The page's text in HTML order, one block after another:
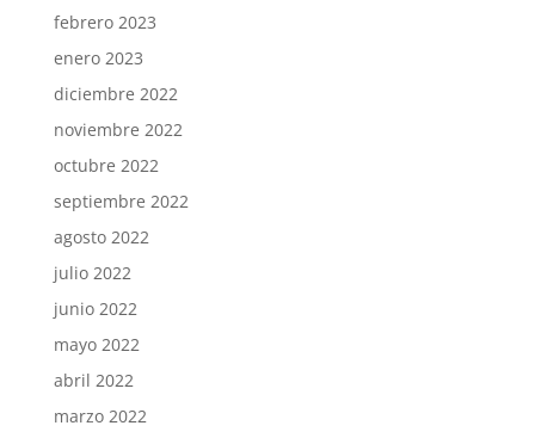
febrero 2023
enero 2023
diciembre 2022
noviembre 2022
octubre 2022
septiembre 2022
agosto 2022
julio 2022
junio 2022
mayo 2022
abril 2022
marzo 2022